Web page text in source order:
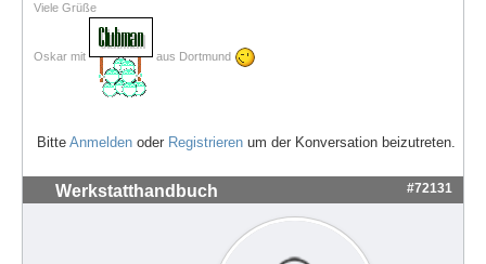
Viele Grüße
Oskar mit aus Dortmund
Bitte Anmelden oder Registrieren um der Konversation beizutreten.
Werkstatthandbuch #72131